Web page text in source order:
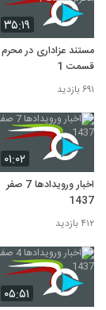
۳۵:۱۹
مستند عزاداری در محرم
قسمت 1
۶۹۱ بازدید
۰۱:۰۲
اخبار ورویدادها 7 صفر
1437
۴۱۲ بازدید
۰۵:۵۱